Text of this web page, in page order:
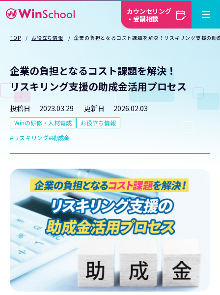
カウンセリング
・受講相談
TOP お役立ち情報 企業の負担となるコスト課題を解決！リスキリング支援の助
企業の負担となるコスト課題を解決！
リスキリング支援の助成金活用プロセス
投稿日 2023.03.29 更新日 2026.02.03
Winの研修・人材育成
お役立ち情報
リスキリング 助成金